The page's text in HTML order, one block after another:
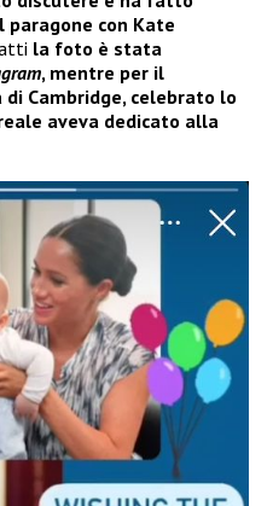
con Kate
la foto è stata
, mentre per il
Cambridge, celebrato lo
aveva dedicato alla